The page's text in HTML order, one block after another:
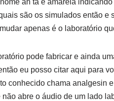
ah tá e amarela
são os simulados então e
apenas é o laboratório
pode fabricar e ainda
eu posso citar aqui para
conhecido chama analgesin
não abre o áudio de um lado